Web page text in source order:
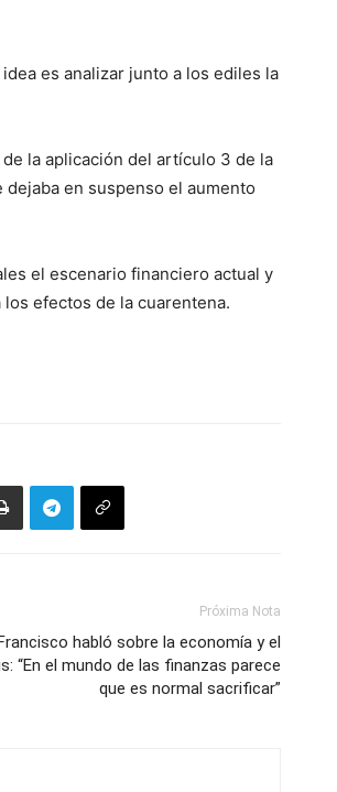
es analizar junto a los ediles la
la aplicación del artículo 3 de la
en suspenso el aumento
el escenario financiero actual y
efectos de la cuarentena.
Próxima Nota
habló sobre la economía y el
“En el mundo de las finanzas parece
que es normal sacrificar”